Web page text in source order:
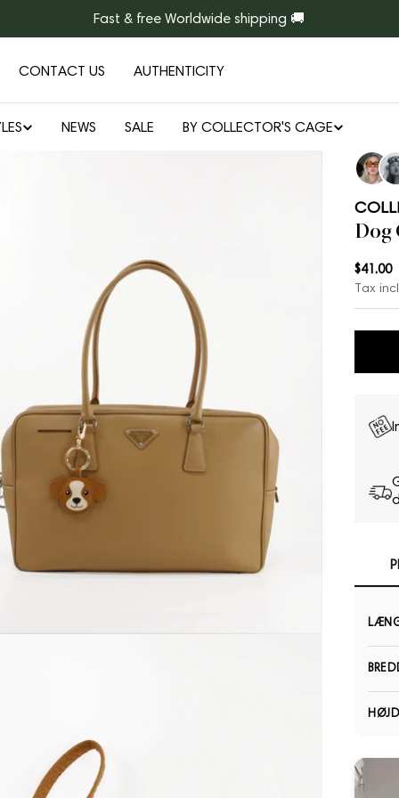
Fast & free Worldwide shipping 🚚
CONTACT US AUTHENTICITY
NEWS SALE
BY COLLECTOR'S CAGE
Dog
price
$41.00
Tax